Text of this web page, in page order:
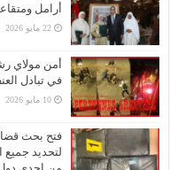
أرامل
22 مايو 2026
في تبادل
10 مايو 2026
فتح بحث
لتحديد جميع